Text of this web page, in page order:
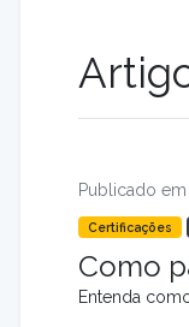
Publicado
Certificações
Como
Entenda